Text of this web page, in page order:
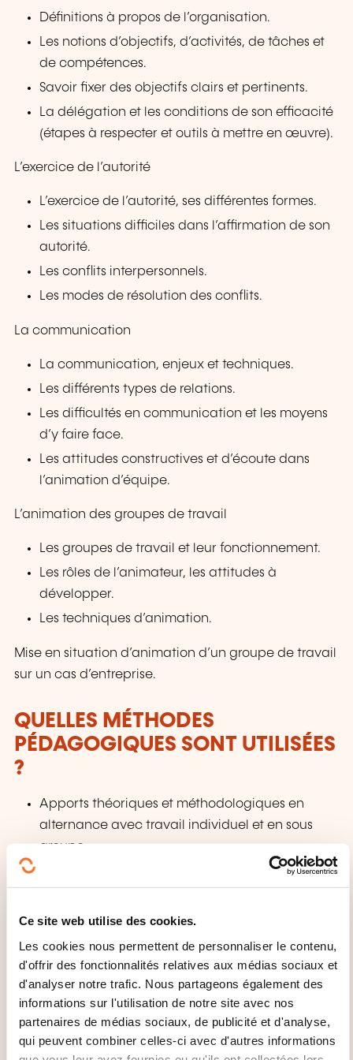
Ce site web utilise des cookies.
Les cookies nous permettent de personnaliser le contenu,
d'offrir des fonctionnalités relatives aux médias sociaux et
d'analyser notre trafic. Nous partageons également des
informations sur l'utilisation de notre site avec nos
partenaires de médias sociaux, de publicité et d'analyse,
qui peuvent combiner celles-ci avec d'autres informations
Définitions à propos de l’organisation.
Les notions d’objectifs, d’activités, de tâches et
de compétences.
Savoir fixer des objectifs clairs et pertinents.
La délégation et les conditions de son efficacité
(étapes à respecter et outils à mettre en œuvre).
L’exercice de l’autorité
L’exercice de l’autorité, ses différentes formes.
Les situations difficiles dans l’affirmation de son
autorité.
Les conflits interpersonnels.
Les modes de résolution des conflits.
La communication
La communication, enjeux et techniques.
Les différents types de relations.
Les difficultés en communication et les moyens
d’y faire face.
Les attitudes constructives et d’écoute dans
l’animation d’équipe.
L’animation des groupes de travail
Les groupes de travail et leur fonctionnement.
Les rôles de l’animateur, les attitudes à
développer.
Les techniques d’animation.
Mise en situation d’animation d’un groupe de travail
sur un cas d’entreprise.
QUELLES MÉTHODES
PÉDAGOGIQUES SONT UTILISÉES
?
Apports théoriques et méthodologiques en
alternance avec travail individuel et en sous
groupe.
évaluation constructive afin que chaque
stagiaire puisse progresser.